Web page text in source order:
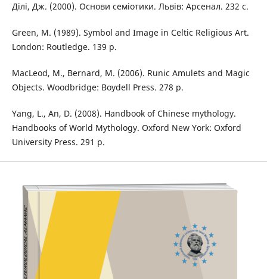
Ділі, Дж. (2000). Основи семіотики. Львів: Арсенал. 232 с.
Green, M. (1989). Symbol and Image in Celtic Religious Art.
London: Routledge. 139 p.
MacLeod, M., Bernard, M. (2006). Runic Amulets and Magic
Objects. Woodbridge: Boydell Press. 278 p.
Yang, L., An, D. (2008). Handbook of Chinese mythology.
Handbooks of World Mythology. Oxford New York: Oxford
University Press. 291 p.